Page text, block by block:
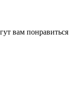
вам понравиться